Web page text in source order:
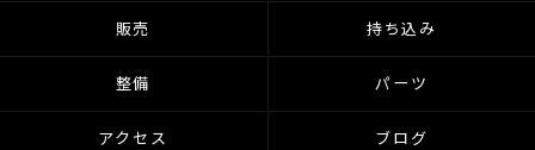
販売 持ち込み
整備 パーツ
アクセス ブログ